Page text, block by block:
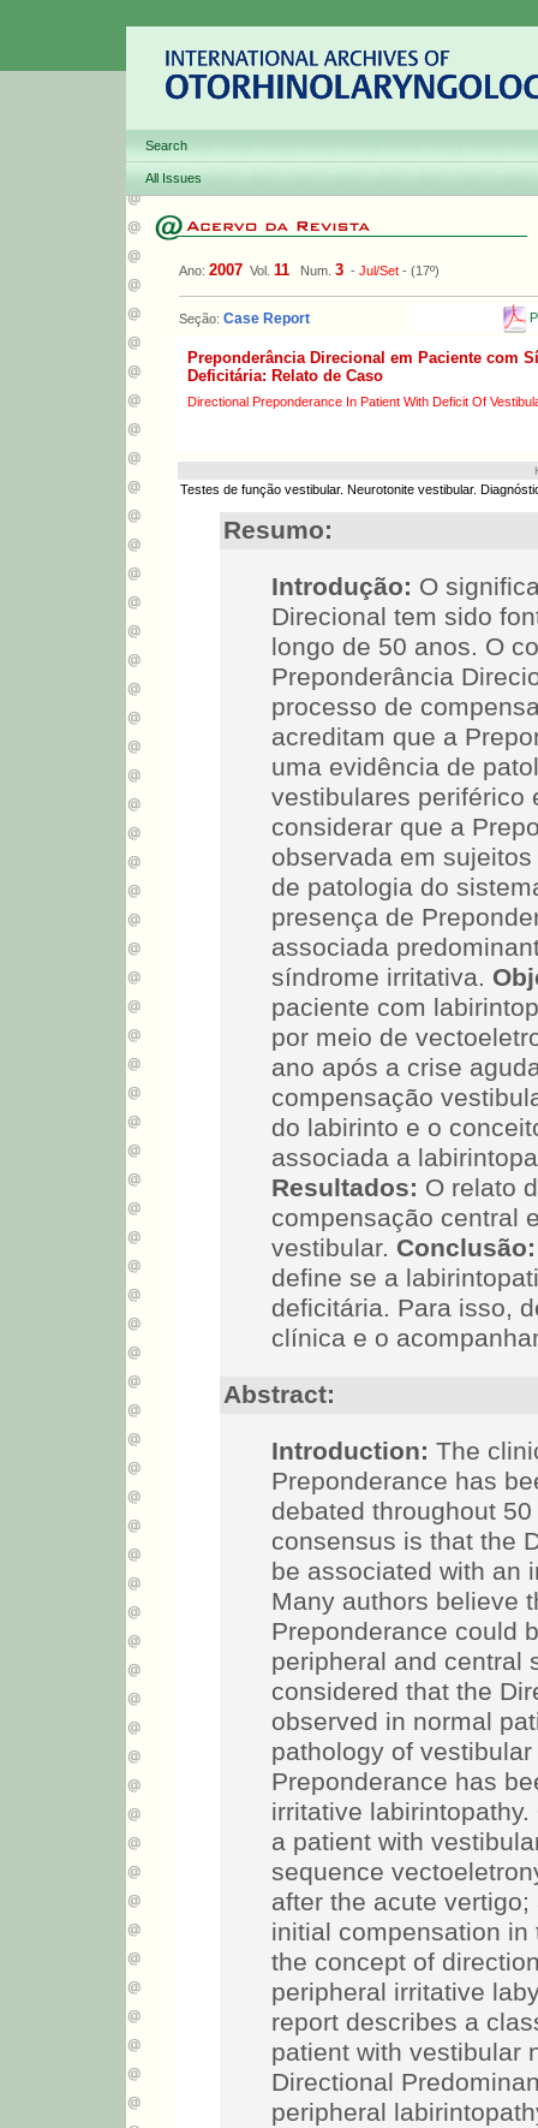
Search
All Issues
Ano: 2007 Vol. 11 Num. 3 - Jul/Set - (17º)
Seção: Case Report
Preponderância Direcional em Paciente com
Deficitária: Relato de Caso
Directional Preponderance In Patient With Deficit Of
Testes de função vestibular. Neurotonite vestibular.
Resumo:
Introdução: O
Direcional tem sido
longo de 50 anos. O
Preponderância
processo de
acreditam que a
uma evidência de
vestibulares periférico
considerar que a
observada em
de patologia do
presença de
associada
síndrome irritativa.
paciente com
por meio de
ano após a crise
compensação
do labirinto e o
associada a
Resultados: O relato
compensação central
vestibular. Conclusão:
define se a
deficitária. Para isso,
clínica e o
Abstract:
Introduction: The
Preponderance has
debated throughout
consensus is that the
be associated with an
Many authors believe
Preponderance could
peripheral and central
considered that the
observed in normal
pathology of
Preponderance has
irritative labirintopathy.
a patient with
sequence
after the acute
initial compensation
the concept of
peripheral irritative
report describes a
patient with vestibular
Directional
peripheral